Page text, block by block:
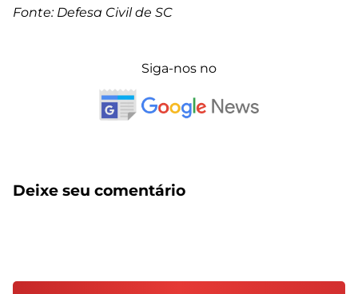
Fonte: Defesa Civil de SC
Siga-nos no
Deixe seu comentário